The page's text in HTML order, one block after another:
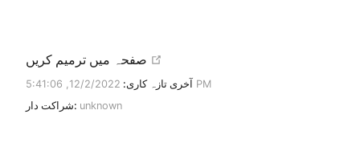
آخری تازہ کاری: 12/2/2022, 5:41:06 PM
شراکت دار: unknown